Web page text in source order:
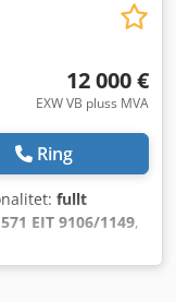
12 000 €
EXW VB pluss MVA
Ring
fullt
571 EIT 9106/1149,
REP S,
stand med
cm3. Crsdpfx